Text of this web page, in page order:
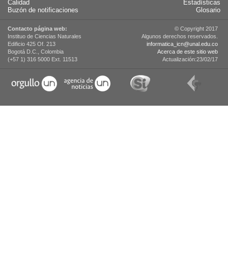
Calidad
Buzón de notificaciones
Estadísticas
Glosario
Contacto página web:
Instituo de Ciencias Naturales
Edificio 425 Of. 213
Bogotá D.C., Colombia
(+57 1) 316 5000 Ext. 11513
© Copyright 2017
Algunos derechos reservados.
informatica_icn@unal.edu.co
Acerca de este sitio web
Actualización:23/02/17